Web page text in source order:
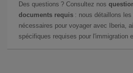
Des questions ? Consultez nos
documents requis : nous détaillons
nécessaires pour voyager avec Iberia,
spécifiques requises pour l'immigration